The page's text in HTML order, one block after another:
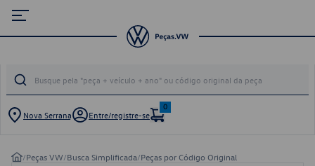
Nova Serrana Entre/registre-se
0
/Peças VW/Busca Simplificada/Peças por Código Original